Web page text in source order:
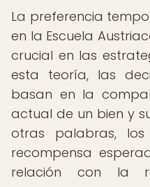
La preferencia
en la Escuela
crucial en las
esta teoría, las
basan en la
actual de un bien y
otras palabras, los
recompensa
relación con la